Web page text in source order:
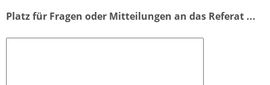
Platz für Fragen oder Mitteilungen an das Referat ...